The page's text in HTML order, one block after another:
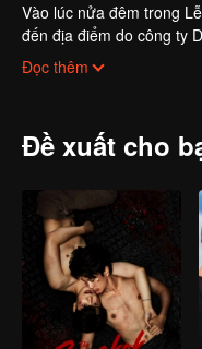
Vào lúc nửa đêm trong
đến địa điểm do công ty
ngờ rằng, tại căn phòng
ảnh bởi những bộ phim
phiêu lưu mạo hiểm
Đọc thêm
Đề xuất cho